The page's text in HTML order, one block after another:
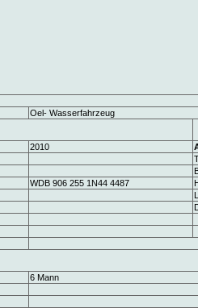
Oel- Wasserfahrzeug
2010
WDB 906 255 1N44 4487
6 Mann